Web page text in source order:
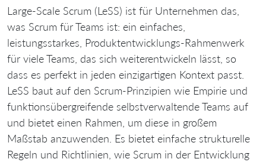
Large-Scale Scrum (LeSS) ist für Unternehmen das,
was Scrum für Teams ist: ein einfaches,
leistungsstarkes, Produktentwicklungs-Rahmenwerk
für viele Teams, das sich weiterentwickeln lässt, so
dass es perfekt in jeden einzigartigen Kontext passt.
LeSS baut auf den Scrum-Prinzipien wie Empirie und
funktionsübergreifende selbstverwaltende Teams auf
und bietet einen Rahmen, um diese in großem
Maßstab anzuwenden. Es bietet einfache strukturelle
Regeln und Richtlinien, wie Scrum in der Entwicklung